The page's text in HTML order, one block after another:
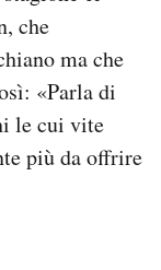
che
ma che
«Parla di
le cui vite
più da offrire